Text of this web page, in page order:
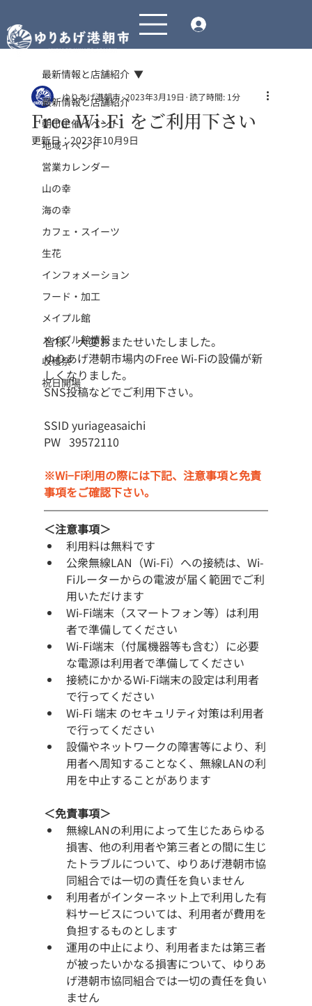
最新情報と店舗紹介
朝市主催イベント
地域イベント
営業カレンダー
山の幸
海の幸
カフェ・スイーツ
生花
インフォメーション
フード・加工
メイプル館
メイプル館情報
収穫祭
祝日開場
最新情報と店舗紹介
Free Wi-Fi をご利用下さい
ゆりあげ港朝市 2023年3月19日 読了時間: 1分
更新日：2023年10月9日
皆様、大変おまたせいたしました。
ゆりあげ港朝市場内のFree Wi-Fiの設備が新
しくなりました。
SNS投稿などでご利用下さい。
SSID yuriageasaichi
PW   39572110
※Wi−Fi利用の際には下記、注意事項と免責
事項をご確認下さい。
＜注意事項＞
利用料は無料です
公衆無線LAN（Wi-Fi）への接続は、Wi-
Fiルーターからの電波が届く範囲でご利
用いただけます
Wi-Fi端末（スマートフォン等）は利用
者で準備してください
Wi-Fi端末（付属機器等も含む）に必要
な電源は利用者で準備してください
接続にかかるWi-Fi端末の設定は利用者
で行ってください
Wi-Fi 端末 のセキュリティ対策は利用者
で行ってください
設備やネットワークの障害等により、利
用者へ周知することなく、無線LANの利
用を中止することがあります
＜免責事項＞
無線LANの利用によって生じたあらゆる
損害、他の利用者や第三者との間に生じ
たトラブルについて、ゆりあげ港朝市協
同組合では一切の責任を負いません
利用者がインターネット上で利用した有
料サービスについては、利用者が費用を
負担するものとします
運用の中止により、利用者または第三者
が被ったいかなる損害について、ゆりあ
げ港朝市協同組合では一切の責任を負い
ません